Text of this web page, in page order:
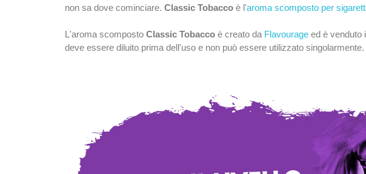
non sa dove cominciare. Classic Tobacco è l'aroma scomposto per
L'aroma scomposto Classic Tobacco è creato da Flavourage ed è venduto
deve essere diluito prima dell'uso e non può essere utilizzato singolarmente.